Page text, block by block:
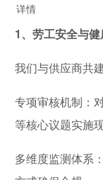
详情
1、劳工安全与
我们与供应商共
专项审核机制：
等核心议题实施
多维度监测体系